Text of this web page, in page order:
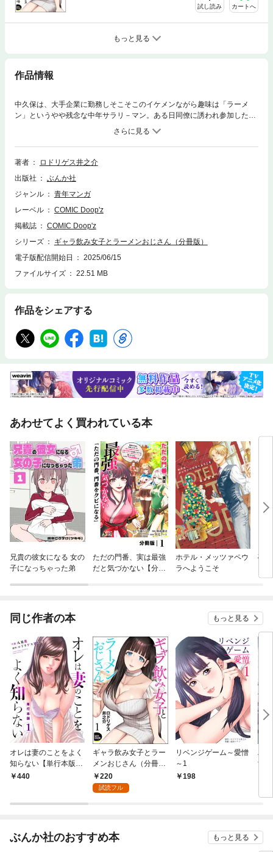
試し読み カートへ
もっと見る
作品情報
中久保は、大手企業に勤務しそこそこのイケメンながら趣味は「ラーメ
ン」というやや残念な中年サラリ－マン。ある日同僚に誘われ参加した
「ギャラ飲み女子」たちとの飲み会。「キャバクラに行くより断然い
い！」 と男たちはみんな大満足だが、中久保の心はすでに近くにある行列
のできるラーメン屋に。足早に店に向かい行列の最後尾に並ぶと、目の前
に見覚えのある女性の後ろ姿が。それはさっきまで一緒に飲んでいたギャ
子とラーメンおじさんの出会いの行方は!?
著者
ロドリゲス井之介
出版社
ぶんか社
ジャンル
青年マンガ
レーベル
COMIC Doop'z
掲載誌
COMIC Doop'z
シリーズ
ギャラ飲み女子とラーメンおじさん（分冊版）
電子版配信開始日
2025/06/15
ファイルサイズ
22.51 MB
作品をシェアする
あわせてよく買われている本
兄貴の彼女になる 女の
子になっちゃった弟
ただの門番、実は最強
だと気づかない【分冊
ホテル・メッツァペウ
ラへようこそ
砂
同じ作者の本 もっと見る
オレは妻のことをよく
知らない【単行本版】
1440
ギャラ飲み女子とラー
メンおじさん（分冊
版） 【第1話】
220
試読フル
リベンジゲーム～愛憎
～1
198
ハ
女
ぶんか社のおすすめ本 もっと見る